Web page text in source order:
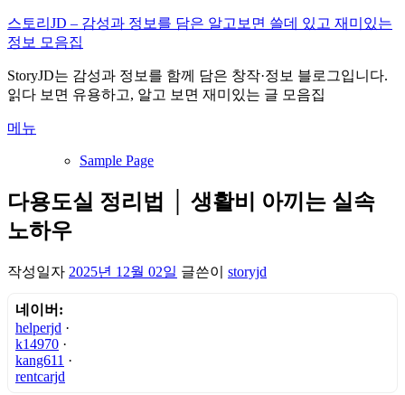
내
용
로
바
가
스토리JD – 감성과 정보를 담은 알고보면 쓸데 있고 재미있는
정보 모음집
StoryJD는 감성과 정보를 함께 담은 창작·정보 블로그입니다.
읽다 보면 유용하고, 알고 보면 재미있는 글 모음집
메뉴
Sample Page
다용도실 정리법 │ 생활비 아끼는 실속
노하우
작성일자 2025년 12월 02일 글쓴이 storyjd
네이버:
helperjd ·
k14970 ·
kang611 ·
rentcarjd